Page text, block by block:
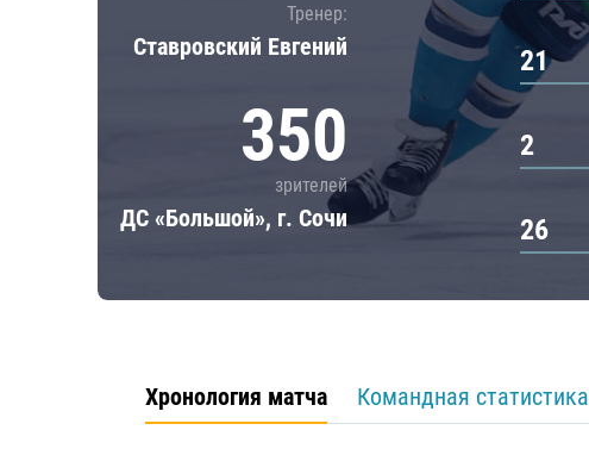
Тренер:
Ставровский Евгений
350
зрителей
ДС «Большой», г. Сочи
21
2
26
Хронология матча Командная статистика